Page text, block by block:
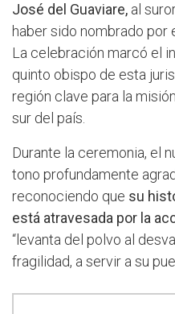
José del Guaviare, al
haber sido nombrado por
La celebración marcó el
quinto obispo de esta
región clave para la
sur del país.
Durante la ceremonia, el
tono profundamente
reconociendo que su
está atravesada por la
“levanta del polvo al
fragilidad, a servir a su